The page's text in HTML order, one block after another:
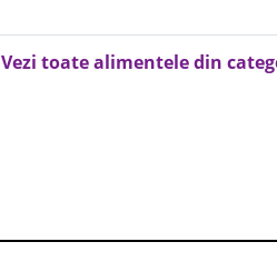
Vezi toate alimentele din